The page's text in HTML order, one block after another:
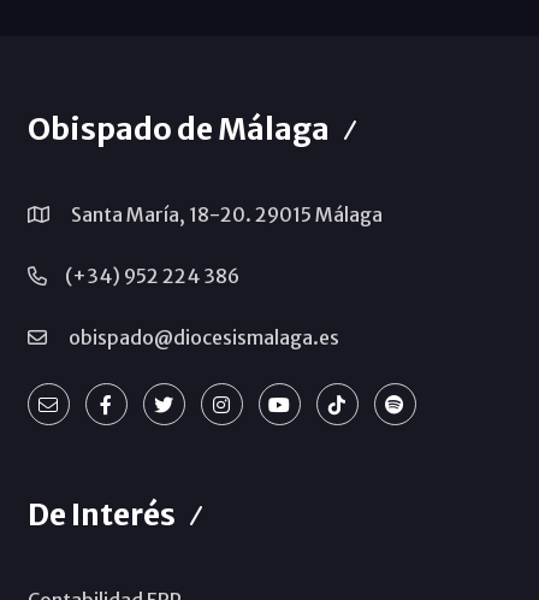
Obispado de Málaga
Santa María, 18-20. 29015 Málaga
(+34) 952 224 386
obispado@diocesismalaga.es
De Interés